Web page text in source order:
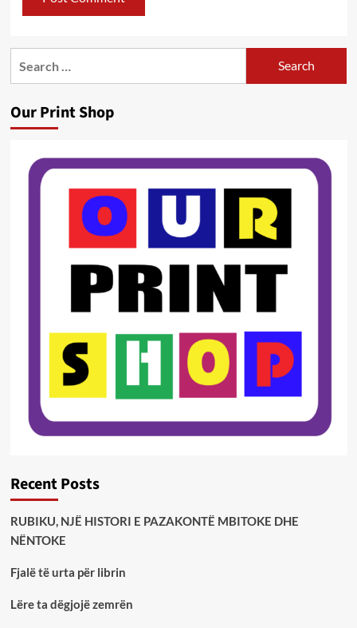
Our Print Shop
Recent Posts
RUBIKU, NJË HISTORI E PAZAKONTË MBITOKE DHE
NËNTOKE
Fjalë të urta për librin
Lëre ta dëgjojë zemrën